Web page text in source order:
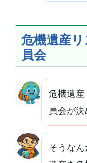
危機遺産
員会
危機遺
員会が決
そうな